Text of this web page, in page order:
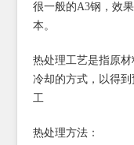
很一般的A3钢，效
本。
热处理工艺是指原
冷却的方式，以得
工
热处理方法：